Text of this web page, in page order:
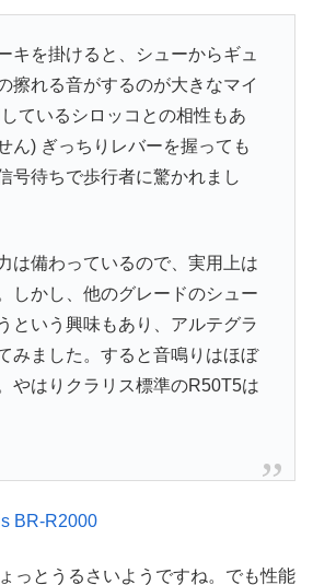
キを掛けると、シューからギュ
擦れる音がするのが大きなマイ
ているシロッコとの相性もあ
ん) ぎっちりレバーを握っても
号待ちで歩行者に驚かれまし
は備わっているので、実用上は
しかし、他のグレードのシュー
という興味もあり、アルテグラ
みました。すると音鳴りはほぼ
やはりクラリス標準のR50T5は
BR-R2000
っとうるさいようですね。でも性能